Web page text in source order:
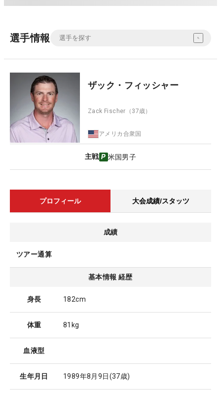
選手情報
ザック・フィッシャー
Zack Fischer （37歳）
アメリカ合衆国
主戦 米国男子
プロフィール 大会成績/スタッツ
成績
ツアー通算
基本情報 経歴
身長 182cm
体重 81kg
血液型
生年月日 1989年8月9日(37歳)